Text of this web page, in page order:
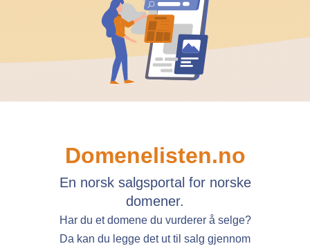
Domenelisten.no
En norsk salgsportal for norske
domener.
Har du et domene du vurderer å selge?
Da kan du legge det ut til salg gjennom